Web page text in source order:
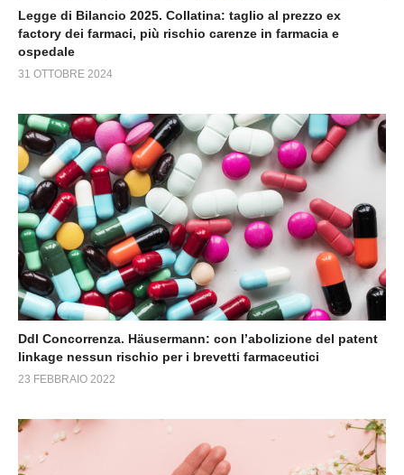
Legge di Bilancio 2025. Collatina: taglio al prezzo ex
factory dei farmaci, più rischio carenze in farmacia e
ospedale
31 OTTOBRE 2024
Ddl Concorrenza. Häusermann: con l’abolizione del patent
linkage nessun rischio per i brevetti farmaceutici
23 FEBBRAIO 2022